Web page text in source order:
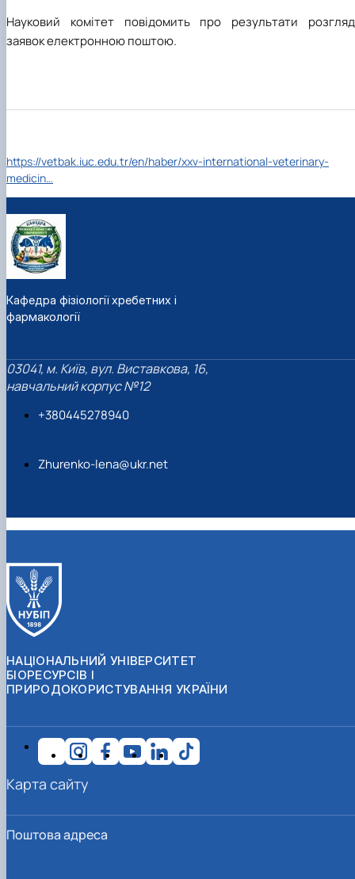
Науковий комітет повідомить про результати
заявок електронною поштою.
https://vetbak.iuc.edu.tr/en/haber/xxv-international-veterinary-
medicin…
Кафедра фізіології хребетних і
фармакології
03041, м. Київ, вул. Виставкова, 16,
навчальний корпус №12
+380445278940
Zhurenko-lena@ukr.net
НАЦІОНАЛЬНИЙ УНІВЕРСИТЕТ
БІОРЕСУРСІВ І
ПРИРОДОКОРИСТУВАННЯ УКРАЇНИ
Поштова адреса
Карта сайту